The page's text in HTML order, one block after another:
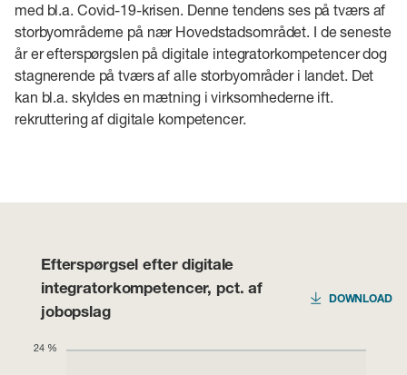
med bl.a. Covid-19-krisen. Denne tendens ses på tværs af
storbyområderne på nær Hovedstadsområdet. I de seneste
år er efterspørgslen på digitale integratorkompetencer dog
stagnerende på tværs af alle storbyområder i landet. Det
kan bl.a. skyldes en mætning i virksomhederne ift.
rekruttering af digitale kompetencer.
Efterspørgsel efter digitale
integratorkompetencer, pct. af
jobopslag
24 %
DOWNLOAD